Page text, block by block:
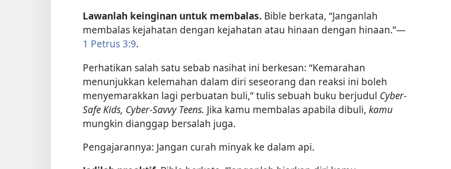
Lawanlah keinginan untuk membalas. Bible berkata, “Janganlah
membalas kejahatan dengan kejahatan atau hinaan dengan hinaan.”​—
1 Petrus 3:9.
Perhatikan salah satu sebab nasihat ini berkesan: “Kemarahan
menunjukkan kelemahan dalam diri seseorang dan reaksi ini boleh
menyemarakkan lagi perbuatan buli,” tulis sebuah buku berjudul Cyber-
Safe Kids, Cyber-Savvy Teens. Jika kamu membalas apabila dibuli, kamu
mungkin dianggap bersalah juga.
Pengajarannya: Jangan curah minyak ke dalam api.